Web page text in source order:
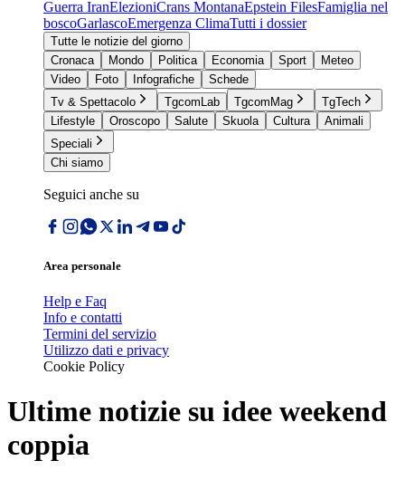
Guerra IranElezioniCrans MontanaEpstein FilesFamiglia nel
boscoGarlascoEmergenza ClimaTutti i dossier
Tutte le notizie del giorno
Cronaca
Mondo Politica Economia Sport
Meteo
Video
Foto Infografiche
Schede
Tv & Spettacolo
TgcomLab TgcomMag
TgTech
Lifestyle
Oroscopo Salute Skuola Cultura
Animali
Speciali
Chi siamo
Seguici anche su
Area personale
Help e Faq
Info e contatti
Termini del servizio
Utilizzo dati e privacy
Cookie Policy
Ultime notizie su idee weekend
coppia